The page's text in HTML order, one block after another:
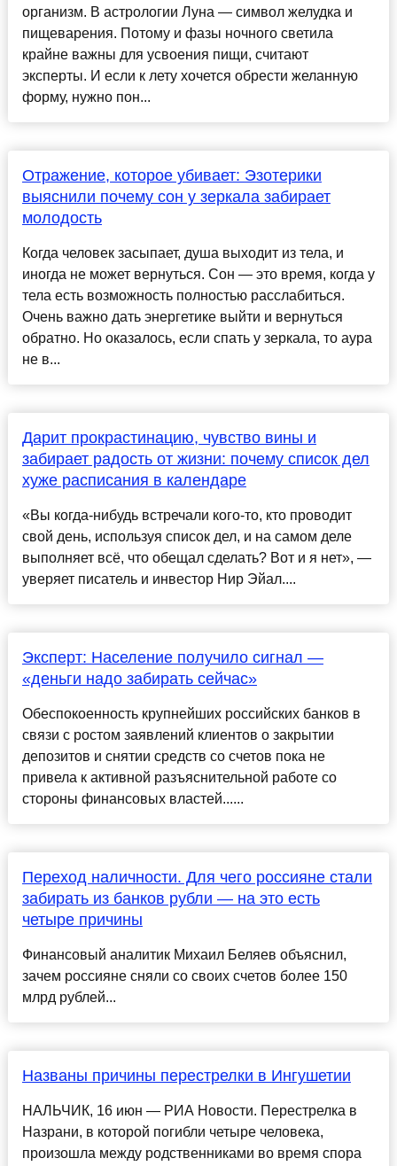
организм. В астрологии Луна — символ желудка и
пищеварения. Потому и фазы ночного светила
крайне важны для усвоения пищи, считают
эксперты. И если к лету хочется обрести желанную
форму, нужно пон...
Отражение, которое убивает: Эзотерики
выяснили почему сон у зеркала забирает
молодость
Когда человек засыпает, душа выходит из тела, и
иногда не может вернуться. Сон — это время, когда у
тела есть возможность полностью расслабиться.
Очень важно дать энергетике выйти и вернуться
обратно. Но оказалось, если спать у зеркала, то аура
не в...
Дарит прокрастинацию, чувство вины и
забирает радость от жизни: почему список дел
хуже расписания в календаре
«Вы когда-нибудь встречали кого-то, кто проводит
свой день, используя список дел, и на самом деле
выполняет всё, что обещал сделать? Вот и я нет», —
уверяет писатель и инвестор Нир Эйал....
Эксперт: Население получило сигнал —
«деньги надо забирать сейчас»
Обеспокоенность крупнейших российских банков в
связи с ростом заявлений клиентов о закрытии
депозитов и снятии средств со счетов пока не
привела к активной разъяснительной работе со
стороны финансовых властей......
Переход наличности. Для чего россияне стали
забирать из банков рубли — на это есть
четыре причины
Финансовый аналитик Михаил Беляев объяснил,
зачем россияне сняли со своих счетов более 150
млрд рублей...
Названы причины перестрелки в Ингушетии
НАЛЬЧИК, 16 июн — РИА Новости. Перестрелка в
Назрани, в которой погибли четыре человека,
произошла между родственниками во время спора